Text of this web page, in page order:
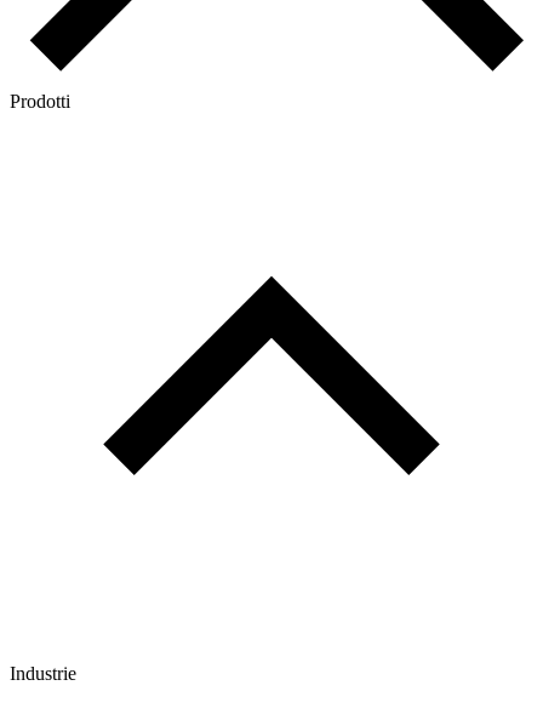
Prodotti
Industrie